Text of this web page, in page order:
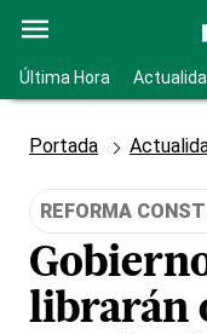
Última Hora
Portada
REFORMA
librarán